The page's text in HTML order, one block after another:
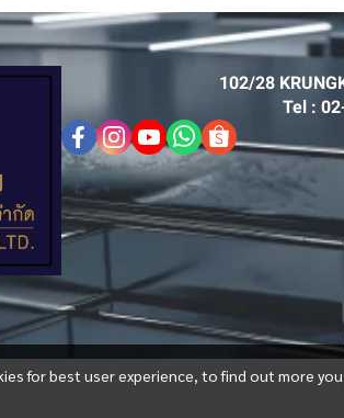
for best user experience, to find out more
102/28
Tel :